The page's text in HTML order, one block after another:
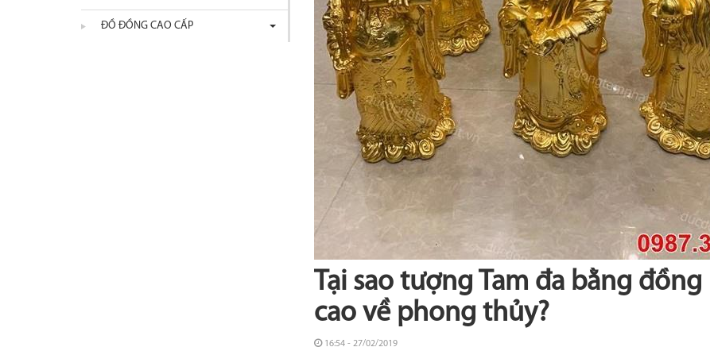
ĐỒ ĐỒNG CAO CẤP
Tại sao tượng Tam đa bằng
cao về phong thủy?
16:54 - 27/02/2019